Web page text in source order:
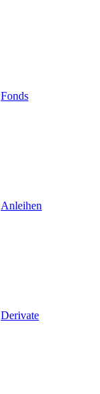
Fonds
Anleihen
Derivate